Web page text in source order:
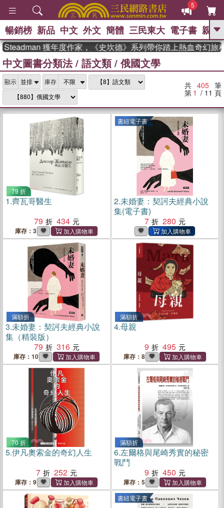
5
GO
熱搜： 東野圭吾 、 高希均教授回憶錄
、 The Odyssey 、 父親節 、 花開錦
繡 、 暑期推薦 、 台灣的
李登輝時代 、 數學女孩：黎曼猜想
群喵 、 臺灣漫遊錄
暢銷榜 新品 中文 外文 簡體 三民東大 電子書 親子
獲年度作家，《史坎德》系列帶你踏上熱血奇幻旅程
中文圖書分類法/ 語文類/ 俄國文學
顯示 庫存 共 405 筆
第 1 / 11 頁
79 折
1.齊瓦哥醫生
79
434
庫存：3
書紐電子書
2.未婚妻：契訶夫經典小說
集(電子書)
7
280
滿額折
3.未婚妻：契訶夫經典小說
集（精裝版）
79
316
庫存：10
滿額折
4.母親
9
495
庫存：8
70 折
5.伊凡奧索金的奇幻人生
7
252
庫存：9
滿額折
6.左爾格與尾崎秀實的秘密
戰鬥
9
450
庫存：5
書紐電子書